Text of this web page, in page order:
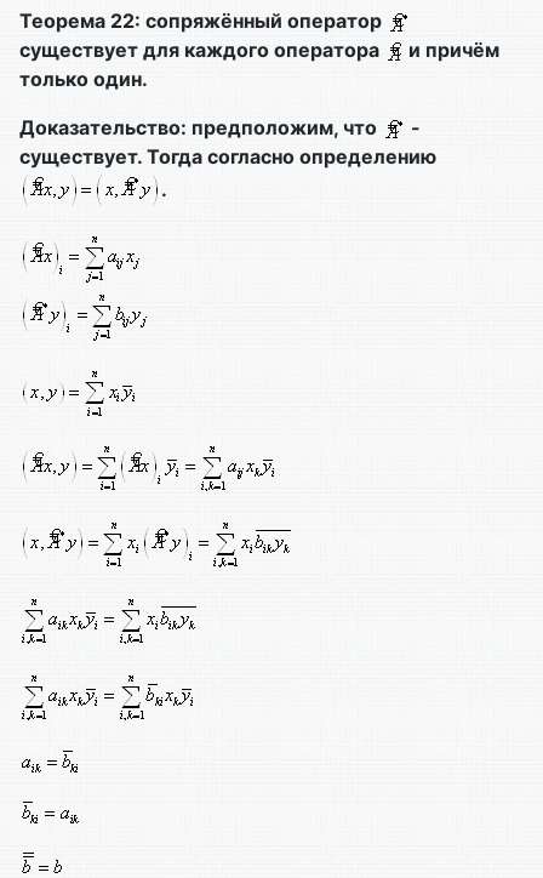
Теорема 22: сопряжённый оператор
существует для каждого оператора
и причём
только один.
Доказательство: предположим, что
-
существует. Тогда согласно определению
.